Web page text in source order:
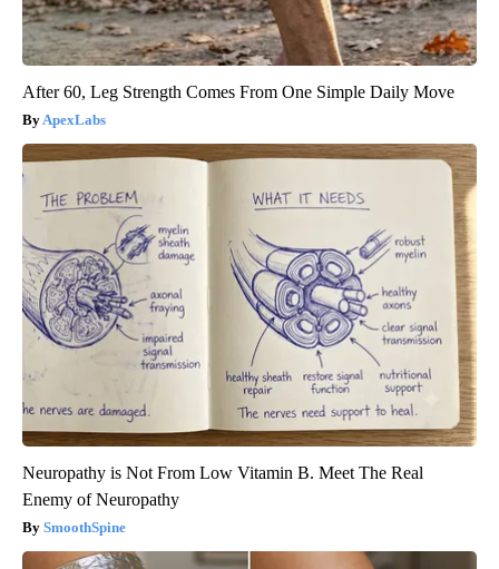
After 60, Leg Strength Comes From One Simple Daily Move
ApexLabs
Neuropathy is Not From Low Vitamin B. Meet The Real
Enemy of Neuropathy
SmoothSpine